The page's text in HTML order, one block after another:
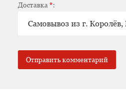
Доставка*: